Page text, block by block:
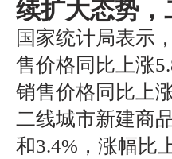
续扩大态势
国家统计局表示
售价格同比上涨
销售价格同比上
二线城市新建商
和3.4%，涨幅比